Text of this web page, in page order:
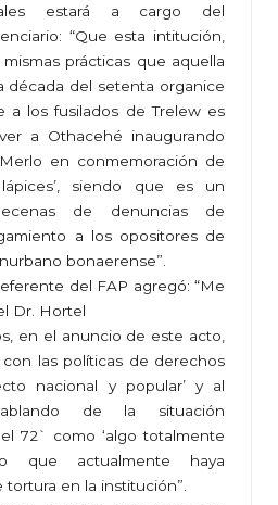
estará a cargo del
“Que esta intitución,
prácticas que aquella
década del setenta organice
a los fusilados de Trelew es
a Othacehé inaugurando
en conmemoración de
siendo que es un
de denuncias de
a los opositores de
bonaerense”.
del FAP agregó: “Me
Dr. Hortel
en el anuncio de este acto,
las políticas de derechos
nacional y popular’ y al
de la situación
72` como ‘algo totalmente
que actualmente haya
en la institución”.